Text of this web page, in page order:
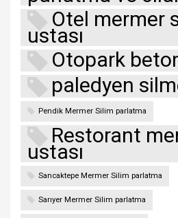
Otel mermer
ustası
Otopark
paledyen
Pendik Mermer Silim parlatma
Restorant
ustası
Sancaktepe Mermer Silim parlatma
Sarıyer Mermer Silim parlatma